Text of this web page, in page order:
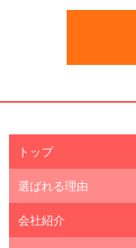
トップ
選ばれる理由
会社紹介